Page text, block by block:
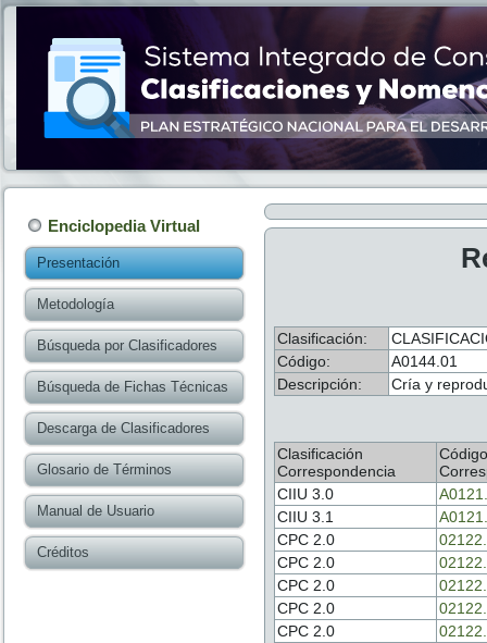
Enciclopedia Virtual
Presentación
Metodología
Búsqueda por Clasificadores
Búsqueda de Fichas Técnicas
Descarga de Clasificadores
Glosario de Términos
Manual de Usuario
Créditos
Clasificación:
Código:
A0144.01
Descripción:
Cría y
Clasificación
Correspondencia
Código
CIIU 3.0
CIIU 3.1
CPC 2.0
CPC 2.0
CPC 2.0
CPC 2.0
CPC 2.0